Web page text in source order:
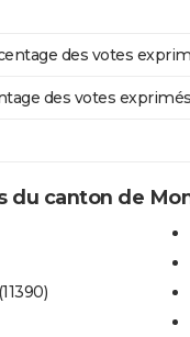
des votes
des votes
du canton de